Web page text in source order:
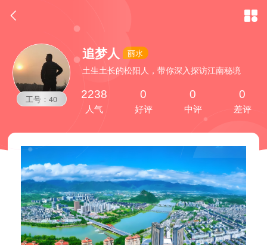

工号：40
追梦人 丽水
土生土长的松阳人，带你深入探访江南秘境
2238
人气
0
好评
0
中评
0
差评
